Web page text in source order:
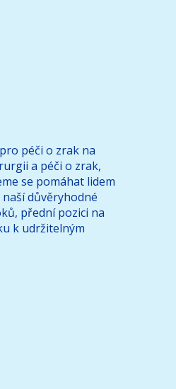
péči o zrak na
a péči o zrak,
se pomáhat lidem
důvěryhodné
přední pozici na
k udržitelným